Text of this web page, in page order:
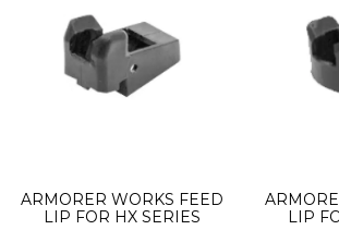
ARMORER WORKS FEED
LIP FOR HX SERIES
LIP